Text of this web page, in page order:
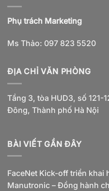
Phụ trách Marketing
Ms Thảo: 097 823 5520
ĐỊA CHỈ VĂN PHÒNG
Tầng 3, tòa HUD3, số 121-
Đông, Thành phố Hà Nội
BÀI VIẾT GẦN ĐÂY
FaceNet Kick-off triển khai
Manutronic – Đồng hành